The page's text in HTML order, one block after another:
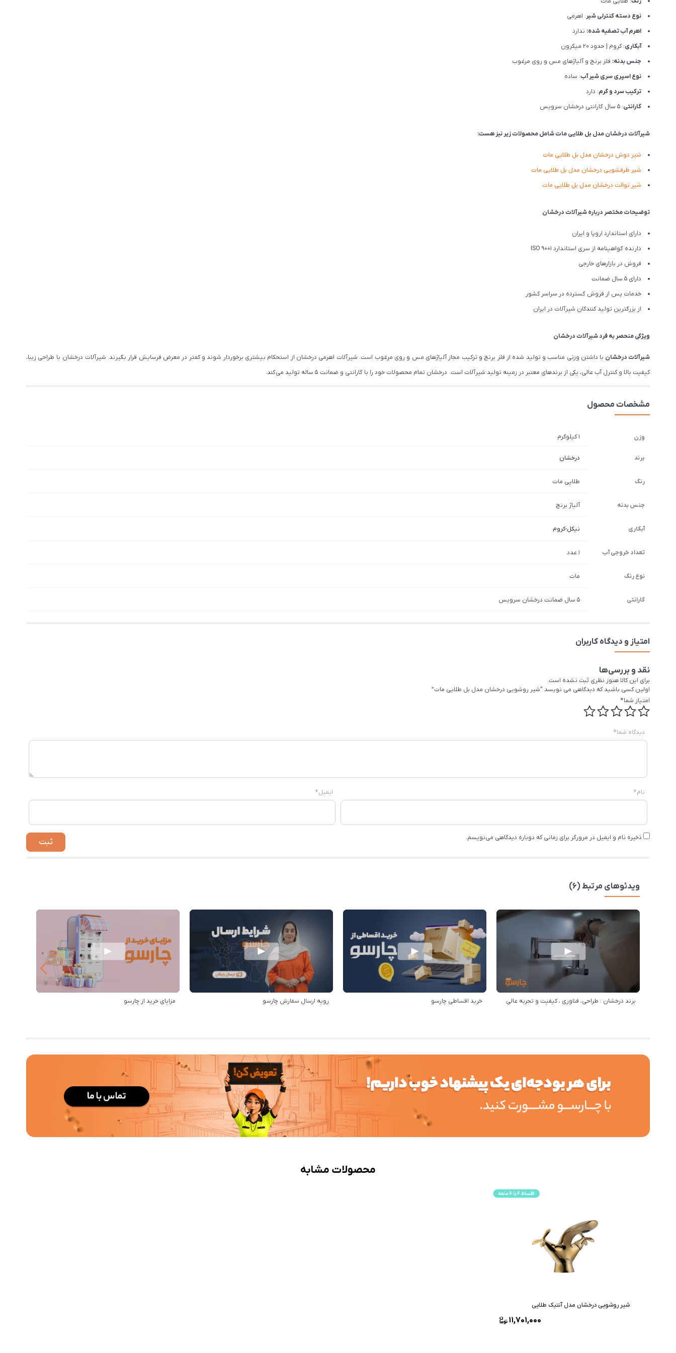
نوع دسته کنترلی شیر: اهرمی
اهرم آب تصفیه شده: ندارد
آبکاری: کروم | حدود 20 میکرون
جنس بدنه: فلز برنج و آلیاژهای مس و روی مرغوب
نوع اسپری سری شیر آب: ساده
ترکیب سرد و گرم: دارد
گارانتی: 5 سال گارانتی درخشان سرویس
شیرآلات درخشان مدل بل طلایی مات شامل محصولات زیر نیز هست:
شیر دوش درخشان مدل بل طلایی مات
شیر ظرفشویی درخشان مدل بل طلایی مات
شیر توالت درخشان مدل بل طلایی مات
توضیحات مختصر درباره شیرآلات درخشان
دارای استاندارد اروپا و ایران
دارنده گواهینامه از سری استاندارد ISO 9001
فروش در بازارهای خارجی
دارای 5 سال ضمانت
خدمات پس از فروش گسترده در سراسر کشور
از بزرگترین تولید کنندگان شیرآلات در ایران
ویژگی منحصر به فرد شیرآلات درخشان
شیرآلات درخشان با داشتن وزنی مناسب و تولید شده از فلز برنج و ترکیب مجاز آلیاژهای مس و روی مرغوب است. شیرآلات اهرمی درخشان از استحکام بیشتری برخوردار شوند و کمتر در معرض فرسایش قرار بگیرند. شیرآلات درخشان با طراحی زیبا،
کیفیت بالا و کنترل آب عالی، یکی از برندهای معتبر در زمینه تولید شیرآلات است. درخشان تمام محصولات خود را با گارانتی و ضمانت 5 ساله تولید می کند.
مشخصات محصول
وزن 1 کیلوگرم
برند درخشان
رنگ طلایی مات
جنس بدنه آلیاژ برنج
آبکاری نیکل-کروم
تعداد خروجی آب 1 عدد
نوع رنگ مات
گارانتی 5 سال ضمانت درخشان سرویس
امتیاز و دیدگاه کاربران
نقد و بررسی‌ها
برای این کالا هنوز نظری ثبت نشده است.
اولین کسی باشید که دیدگاهی می نویسد “شیر روشویی درخشان مدل بل طلایی مات”
امتیاز شما*
دیدگاه شما*
نام* ایمیل*
ذخیره نام و ایمیل در مرورگر برای زمانی که دوباره دیدگاهی می‌نویسم.
ویدئوهای مرتبط (6)
برند درخشان : طراحی، فناوری ، کیفیت و تجربه عالی خرید اقساطی چارسو رویه ارسال سفارش چارسو مزایای خرید از چارسو
محصولات مشابه
شیر روشویی درخشان مدل آنتیک طلایی
11,701,000